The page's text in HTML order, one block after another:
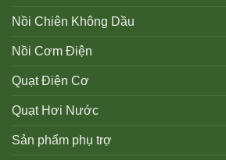
Nồi Chiên Không Dầu
Nồi Cơm Điện
Quạt Điện Cơ
Quạt Hơi Nước
Sản phẩm phụ trợ